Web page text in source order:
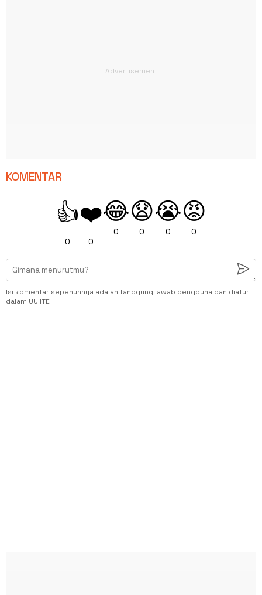
KOMENTAR
👍
0
❤️
0
😂
0
😧
0
😭
0
😡
0
Isi komentar sepenuhnya adalah tanggung jawab pengguna dan diatur
dalam UU ITE